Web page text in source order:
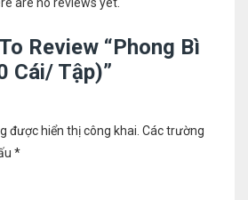
Review “Phong Bì
Cái/ Tập)”
được hiển thị công khai. Các trường
*